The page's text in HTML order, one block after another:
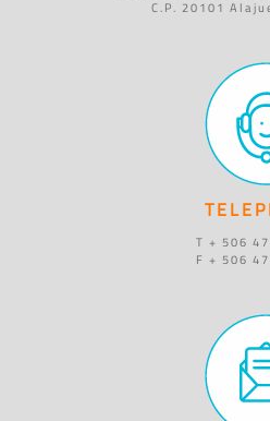
C.P. 20101
T + 506
F + 506